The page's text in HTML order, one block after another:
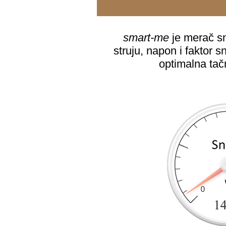
smart-me je merač
struju, napon i faktor
optimalna